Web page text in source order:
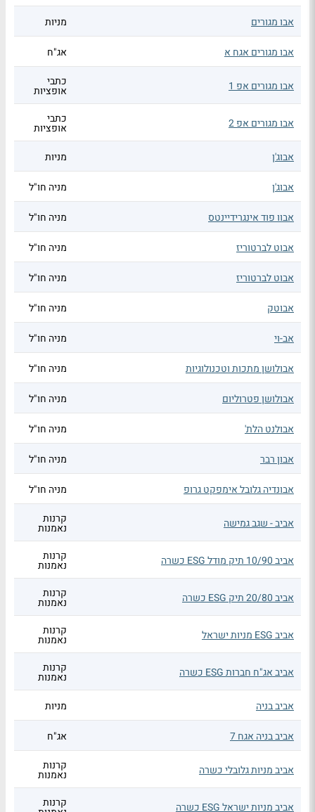
אבו מגורים מניות
אבו מגורים אגח א אג"ח
אבו מגורים אפ 1 כתבי
אופציות
אבו מגורים אפ 2 כתבי
אופציות
אבוג'ן
מניות
אבוג'ן מניה חו"ל
אבוו פוד אינגרידיינטס מניה חו"ל
אבוט לברטוריז מניה חו"ל
אבוט לברטוריז מניה חו"ל
אבוטק מניה חו"ל
אב-וי מניה חו"ל
אבולושן מתכות וטכנולוגיות מניה חו"ל
אבולושן פטרוליום מניה חו"ל
אבולנט הלת' מניה חו"ל
אבון רבר מניה חו"ל
אבונדיה גלובל אימפקט גרופ מניה חו"ל
אביב - שגב גמישה קרנות
נאמנות
אביב 10/90 תיק מודל ESG כשרה קרנות
נאמנות
אביב 20/80 תיק ESG כשרה קרנות
נאמנות
אביב ESG מניות ישראל קרנות
נאמנות
אביב אג"ח חברות ESG כשרה קרנות
נאמנות
אביב בניה
מניות
אביב בניה אגח 7 אג"ח
אביב מניות גלובלי כשרה קרנות
נאמנות
אביב מניות ישראל ESG כשרה קרנות